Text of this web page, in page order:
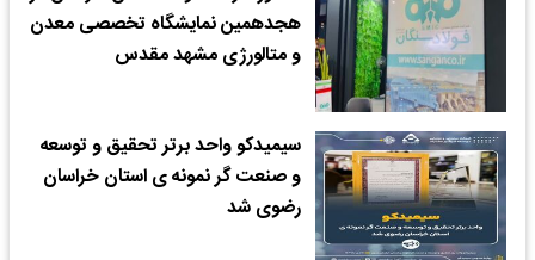
هجدهمین نمایشگاه تخصصی معدن
و متالورژی مشهد مقدس
سیمیدکو واحد برتر تحقیق و توسعه
و صنعت گر نمونه ی استان خراسان
رضوی شد